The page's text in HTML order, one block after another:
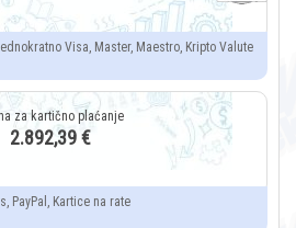
Visa, Master, Maestro, Kripto Valute
2.892,39 €
PayPal, Kartice na rate